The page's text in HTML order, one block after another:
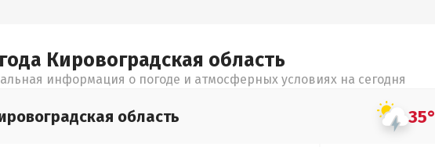
Кировоградская область
информация о погоде и атмосферных условиях на сегодня
область 35°